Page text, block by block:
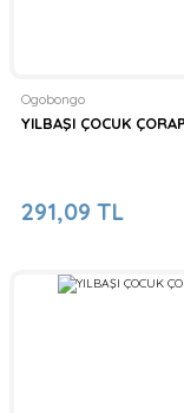
Ogobongo
YILBAŞI ÇOCUK ÇORAP
291,09 TL